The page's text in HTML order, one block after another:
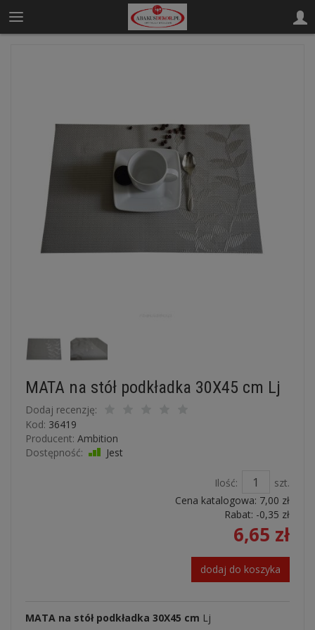
MATA na stół podkładka 30X45 cm Lj
Dodaj recenzję:
Kod: 36419
Producent: Ambition
Dostępność:
Jest
Ilość:
szt.
Cena katalogowa: 7,00 zł
Rabat: -0,35 zł
6,65 zł
dodaj do koszyka
MATA na stół podkładka 30X45 cm Lj